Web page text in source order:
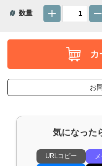
数量
カ
お
気になった
URLコピー